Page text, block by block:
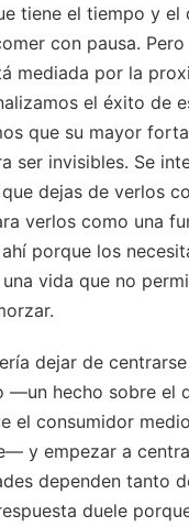
tiene el tiempo y el
con pausa.
mediada por la
el éxito de
que su mayor
ser invisibles. Se
dejas de verlos
verlos como una
porque los
vida que no
dejar de
—un hecho sobre el
el consumidor
y empezar a
dependen tanto
duele